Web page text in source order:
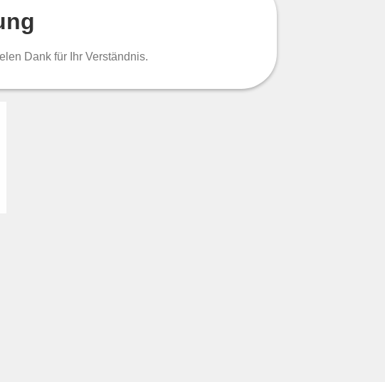
Dank für Ihr Verständnis.